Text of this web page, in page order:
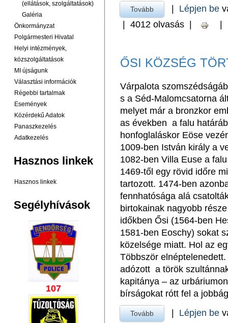
(ellátások, szolgáltatások)
Galéria
Önkormányzat
Polgármesteri Hivatal
Helyi intézmények,
közszolgáltatások
MI újságunk
Választási információk
Régebbi tartalmak
Események
Közérdekű Adatok
Panaszkezelés
Adatkezelés
Hasznos linkek
Hasznos linkek
Segélyhívások
107
Tovább a Ősi községLépjen be
4012 olvasás
ŐSI KÖZSÉG
Várpalota
s a Séd-Malomcsatorna
melyet már a bronzkor
as években a falu
honfoglaláskor Eöse
1009-ben István király a
1082-ben Villa Euse a
1469-től egy rövid időre
tartozott. 1474-ben
fennhatósága alá
birtokainak nagyobb
időkben Ősi (1564-ben
1581-ben Eoschy) sokat
közelsége miatt. Hol az
Többször
adózott a török
kapitánya – az
bírságokat rótt fel a
Tovább a Ősi községLépjen be